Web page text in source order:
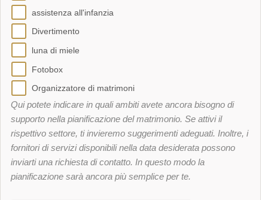
assistenza all'infanzia
Divertimento
luna di miele
Fotobox
Organizzatore di matrimoni
Qui potete indicare in quali ambiti avete ancora bisogno di
supporto nella pianificazione del matrimonio. Se attivi il
rispettivo settore, ti invieremo suggerimenti adeguati. Inoltre, i
fornitori di servizi disponibili nella data desiderata possono
inviarti una richiesta di contatto. In questo modo la
pianificazione sarà ancora più semplice per te.